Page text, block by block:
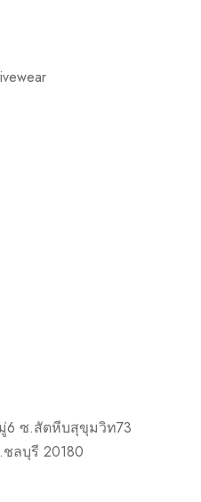
6 ซ.สัตหีบสุขุมวิท73
ลบุรี 20180